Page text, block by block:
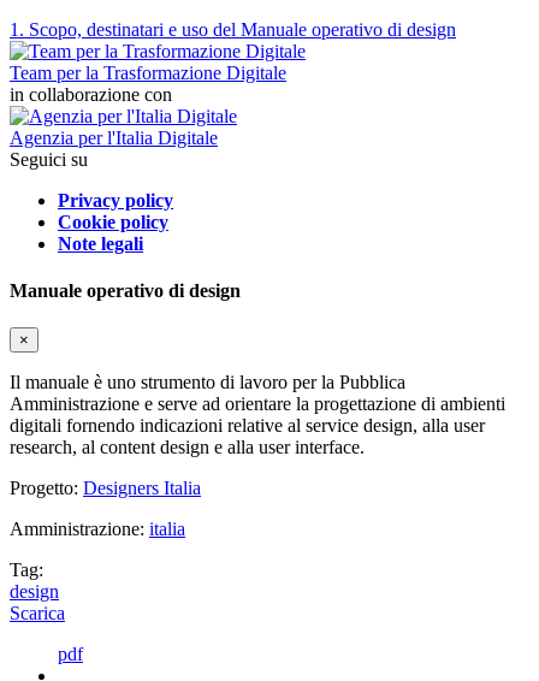
1. Scopo, destinatari e uso del Manuale operativo di design
Team per la Trasformazione Digitale
in collaborazione con
Agenzia per l'Italia Digitale
Seguici su
Privacy policy
Cookie policy
Note legali
Manuale operativo di design
×
Il manuale è uno strumento di lavoro per la Pubblica
Amministrazione e serve ad orientare la progettazione di ambienti
digitali fornendo indicazioni relative al service design, alla user
research, al content design e alla user interface.
Progetto: Designers Italia
Amministrazione: italia
Tag:
design
Scarica
pdf